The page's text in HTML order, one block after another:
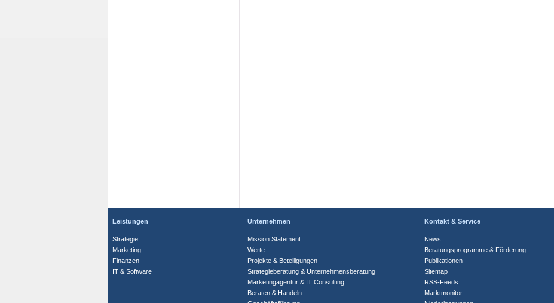
Leistungen
Strategie
Marketing
Finanzen
IT & Software
Unternehmen
Mission Statement
Werte
Projekte & Beteiligungen
Strategieberatung & Unternehmensberatung
Marketingagentur & IT Consulting
Beraten & Handeln
Kontakt & Service
News
Beratungsprogramme & Förderung
Publikationen
Sitemap
RSS-Feeds
Marktmonitor